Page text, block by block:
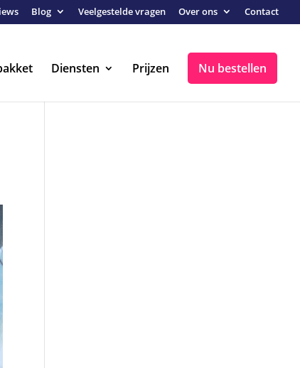
Blog Veelgestelde vragen Over ons Contact
Diensten Prijzen Nu bestellen